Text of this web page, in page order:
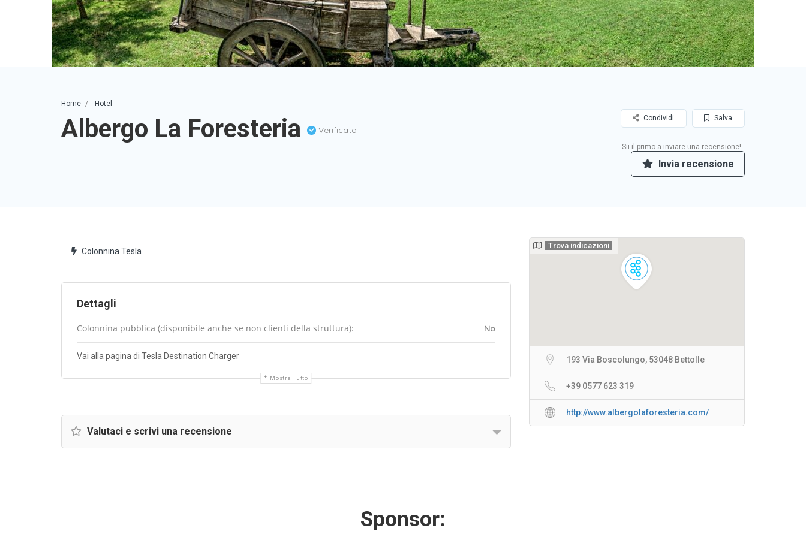
Home Hotel
Albergo La Foresteria Verificato
Salva
Condividi
Sii il primo a inviare una recensione!
Invia recensione
Colonnina Tesla
Dettagli
Colonnina pubblica (disponibile anche se non clienti della struttura): No
Vai alla pagina di Tesla Destination Charger
Mostra Tutto
Valutaci e scrivi una recensione
Trova indicazioni
193 Via Boscolungo, 53048 Bettolle
+39 0577 623 319
http://www.albergolaforesteria.com/
Sponsor: